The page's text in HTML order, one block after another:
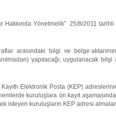
Yönetmelik” 25/8/2011 tarihli
arasındaki bilgi ve belge
yapılacağı, uygulanacak bilgi
Elektronik Posta (KEP)
kuruluşlara ön kayıt
isteyen kuruluşların KEP adresi